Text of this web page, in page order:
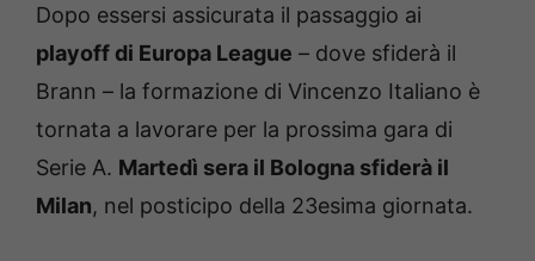
Dopo essersi assicurata il passaggio ai
playoff di Europa League – dove sfiderà il
Brann – la formazione di Vincenzo Italiano è
tornata a lavorare per la prossima gara di
Serie A. Martedì sera il Bologna sfiderà il
Milan, nel posticipo della 23esima giornata.